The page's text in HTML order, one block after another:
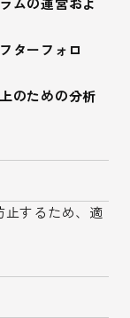
ムの運営およ
ターフォロ
のための分析
止するため、適